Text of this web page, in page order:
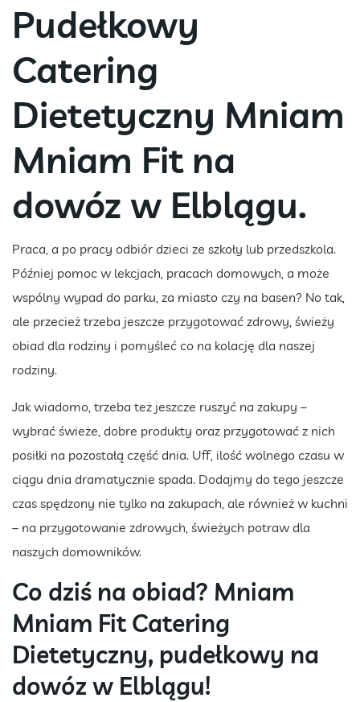
Pudełkowy
Catering
Dietetyczny Mniam
Mniam Fit na
dowóz w Elblągu.
Praca, a po pracy odbiór dzieci ze szkoły lub przedszkola.
Później pomoc w lekcjach, pracach domowych, a może
wspólny wypad do parku, za miasto czy na basen? No tak,
ale przecież trzeba jeszcze przygotować zdrowy, świeży
obiad dla rodziny i pomyśleć co na kolację dla naszej
rodziny.
Jak wiadomo, trzeba też jeszcze ruszyć na zakupy –
wybrać świeże, dobre produkty oraz przygotować z nich
posiłki na pozostałą część dnia. Uff, ilość wolnego czasu w
ciągu dnia dramatycznie spada. Dodajmy do tego jeszcze
czas spędzony nie tylko na zakupach, ale również w kuchni
– na przygotowanie zdrowych, świeżych potraw dla
naszych domowników.
Co dziś na obiad? Mniam
Mniam Fit Catering
Dietetyczny, pudełkowy na
dowóz w Elblągu!